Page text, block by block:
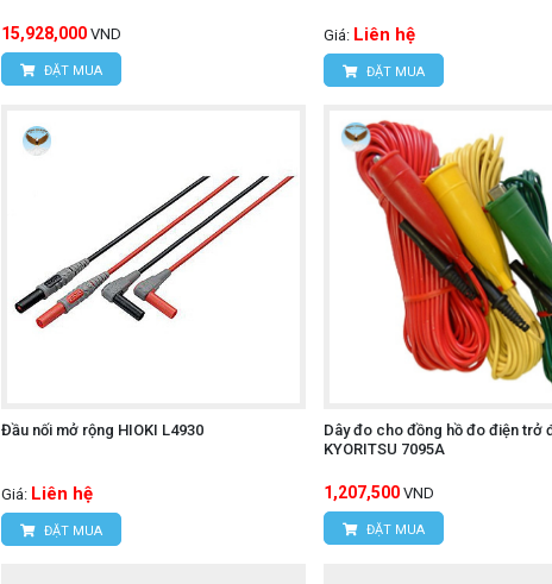
15,928,000 VND
ĐẶT MUA
Giá: Liên hệ
ĐẶT MUA
Đầu nối mở rộng HIOKI L4930
Giá: Liên hệ
ĐẶT MUA
Dây đo cho đồng hồ đo điện trở
KYORITSU 7095A
1,207,500 VND
ĐẶT MUA